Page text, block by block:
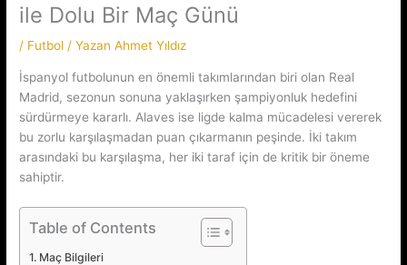
ile Dolu Bir Maç Günü
/ Futbol / Yazan Ahmet Yıldız
İspanyol futbolunun en önemli takımlarından biri olan Real
Madrid, sezonun sonuna yaklaşırken şampiyonluk hedefini
sürdürmeye kararlı. Alaves ise ligde kalma mücadelesi vererek
bu zorlu karşılaşmadan puan çıkarmanın peşinde. İki takım
arasındaki bu karşılaşma, her iki taraf için de kritik bir öneme
sahiptir.
Table of Contents
Maç Bilgileri